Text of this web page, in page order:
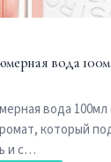
вода
вода 100мл
который
и с…